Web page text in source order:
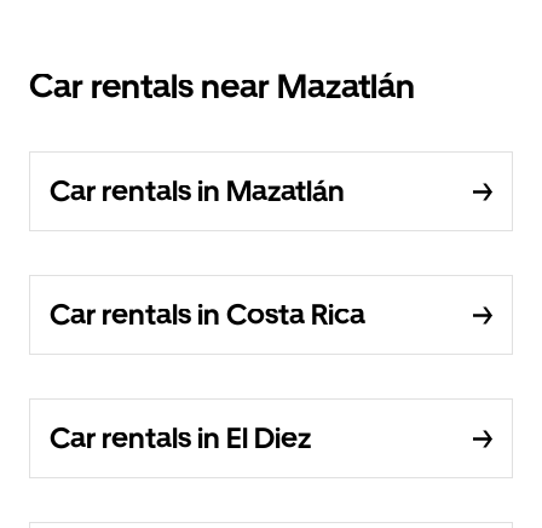
Car rentals near Mazatlán
Car rentals in Mazatlán
Car rentals in Costa Rica
Car rentals in El Diez